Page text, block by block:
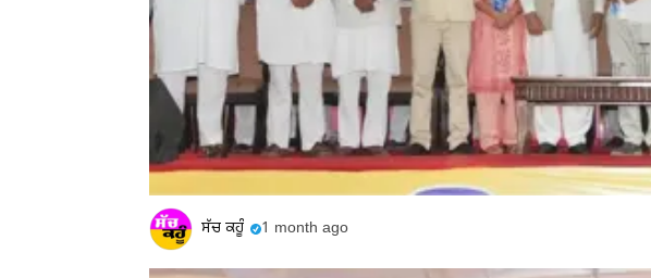
ਸੱਚ ਕਹੂੰ 1 month ago